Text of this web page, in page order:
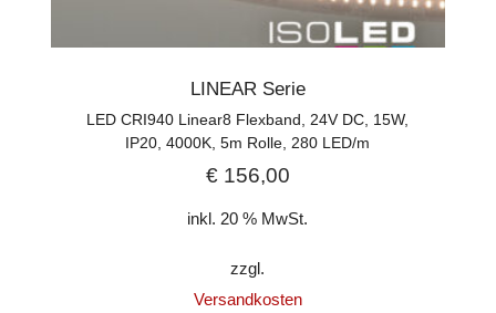
LINEAR Serie
LED CRI940 Linear8 Flexband, 24V DC, 15W,
IP20, 4000K, 5m Rolle, 280 LED/m
€156,00
inkl. 20 % MwSt.
zzgl.
Versandkosten